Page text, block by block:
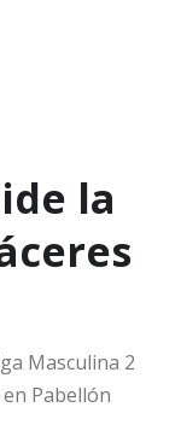
la
Masculina 2
Pabellón